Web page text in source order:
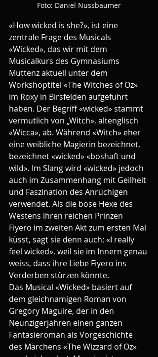
Foto: Daniel Nussbaumer
«How wicked is she?», ist eine
zentrale Frage des Musicals
«Wicked», das wir mit dem
Musicalkurs des Gymnasiums
Muttenz aktuell unter dem
Workshoptitel «The Witches of Oz»
im Roxy in Birsfelden aufgeführt
haben. Der Begriff «wicked» stammt
vermutlich von „Witch», altenglisch
«Wicca», ab. Während «Witch» eher
eine weibliche Magierin bezeichnet,
bezeichnet «wicked» «boshaft und
wild». Im Slang wird «wicked» jedoch
auch im Zusammenhang mit Geilheit
und Faszination des Anrüchigen
verwendet. Als die böse Hexe des
Westens ihren reichen Prinzen
Fiyero im zweiten Akt zum ersten Mal
küsst, sagt sie denn auch: «I really
feel wicked», weil sie im Innern genau
weiss, dass ihre Liebe Fiyero ins
Verderben stürzen könnte.
Das Musical «Wicked» basiert auf
dem gleichnamigen Roman von
Gregory Maguire, der in den
Neunzigerjahren einen ganzen
Fantasieroman als Vorgeschichte
des Märchens «The Wizzard of Oz»